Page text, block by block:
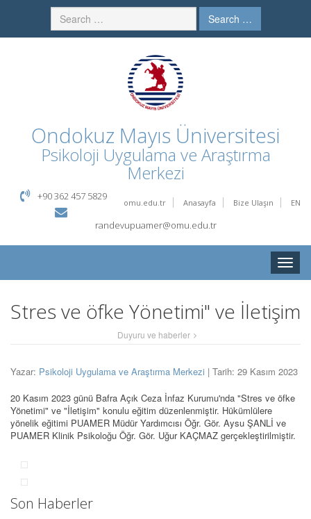
Search …
Ondokuz Mayıs Üniversitesi
Psikoloji Uygulama ve Araştırma
Merkezi
omu.edu.tr Anasayfa Bize Ulaşın EN
+90 362 457 5829
randevupuamer@omu.edu.tr
Toggle
Stres ve öfke Yönetimi" ve İletişim
Duyuru ve haberler
Yazar: Psikoloji Uygulama ve Araştırma Merkezi | Tarih: 29 Kasım 2023
20 Kasım 2023 günü Bafra Açık Ceza İnfaz Kurumu'nda "Stres ve öfke
Yönetimi" ve "İletişim" konulu eğitim düzenlenmiştir. Hükümlülere
yönelik eğitimi PUAMER Müdür Yardımcısı Öğr. Gör. Aysu ŞANLİ ve
PUAMER Klinik Psikoloğu Öğr. Gör. Uğur KAÇMAZ gerçekleştirilmiştir.
Son Haberler